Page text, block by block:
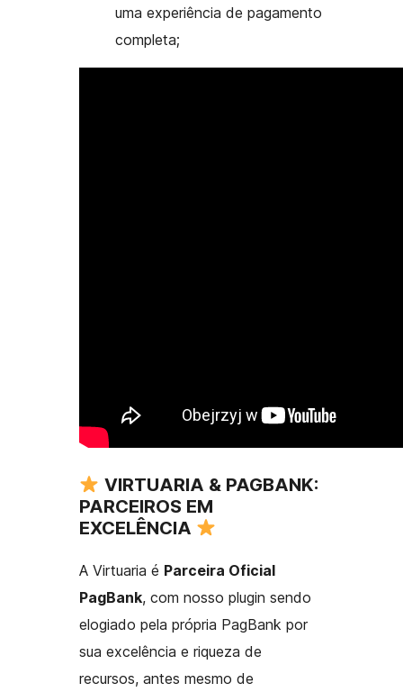
uma experiência de pagamento
completa;
VIRTUARIA & PAGBANK:
PARCEIROS EM
EXCELÊNCIA
A Virtuaria é Parceira Oficial
PagBank, com nosso plugin sendo
elogiado pela própria PagBank por
sua excelência e riqueza de
recursos, antes mesmo de